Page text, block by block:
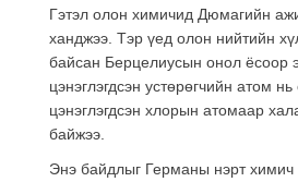
Гэтэл олон химичид Дюмагийн
ханджээ. Тэр үед олон нийтийн
байсан Берцелиусын онол ёсоор
цэнэглэгдсэн устөрөгчийн атом нь
цэнэглэгдсэн хлорын атомаар
байжээ.
Энэ байдлыг Германы нэрт